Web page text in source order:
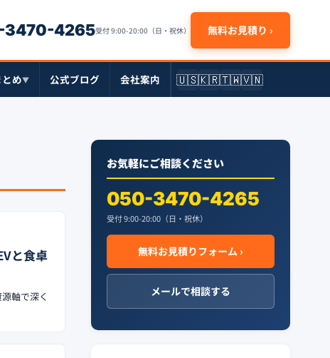
3470-4265受付 9:00-20:00（日・祝休） 無料お見積り ›
め▼ 公式ブログ 会社案内 🇺🇸🇰🇷🇹🇼🇻🇳
と食卓
軸で深く
お気軽にご相談ください
050-3470-4265
受付 9:00-20:00（日・祝休）
無料お見積りフォーム ›
メールで相談する